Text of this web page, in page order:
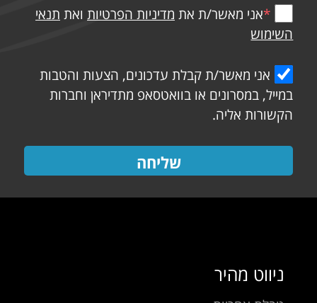
*אני מאשר/ת את מדיניות הפרטיות ואת תנאי
השימוש
אני מאשר/ת קבלת עדכונים, הצעות והטבות
במייל, במסרונים או בוואטסאפ מתדיראן וחברות
הקשורות אליה.
שליחה
ניווט מהיר